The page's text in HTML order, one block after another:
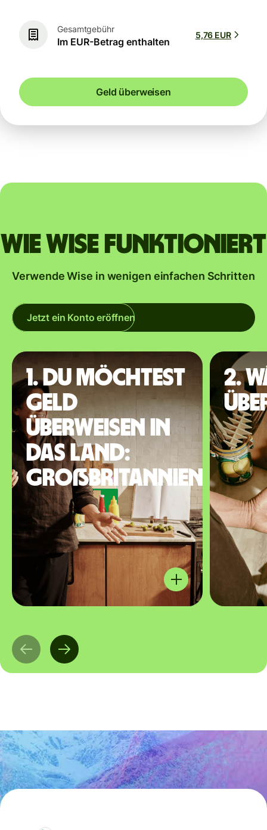
Gesamtgebühr
Im EUR-Betrag enthalten
5,76 EUR
Geld überweisen
Wie Wise funktioniert
Verwende Wise in wenigen einfachen Schritten
Jetzt ein Konto eröffnen
1. Du möchtest
Geld
überweisen in
das Land:
Großbritannien
2.